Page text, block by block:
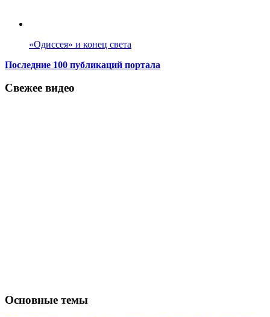
«Одиссея» и конец света
Последние 100 публикаций портала
Свежее видео
Основные темы